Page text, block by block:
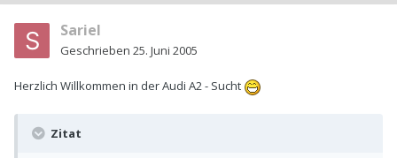
Sariel
Geschrieben 25. Juni 2005
Herzlich Willkommen in der Audi A2 - Sucht
Zitat